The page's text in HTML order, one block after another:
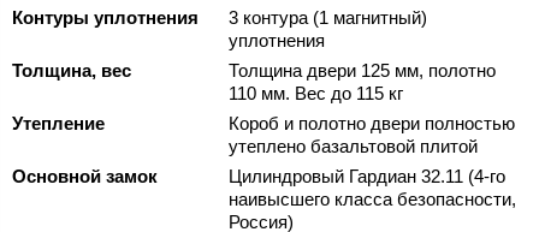
Контуры уплотнения
3 контура (1 магнитный)
уплотнения
Толщина, вес
Толщина двери 125 мм, полотно
110 мм. Вес до 115 кг
Утепление
Короб и полотно двери полностью
утеплено базальтовой плитой
Основной замок
Цилиндровый Гардиан 32.11 (4-го
наивысшего класса безопасности,
Россия)